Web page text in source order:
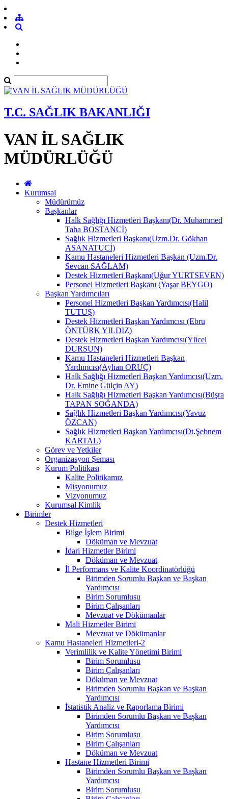
T.C. SAĞLIK BAKANLIĞI
VAN İL SAĞLIK
MÜDÜRLÜĞÜ
Kurumsal
Müdürümüz
Başkanlar
Halk Sağlığı Hizmetleri Başkanı(Dr. Muhammed
Taha BOSTANCİ)
Sağlık Hizmetleri Başkanı(Uzm.Dr. Gökhan
ASANATUCİ)
Kamu Hastaneleri Hizmetleri Başkan (Uzm.Dr.
Sevcan SAĞLAM)
Destek Hizmetleri Başkanı(Uğur YURTSEVEN)
Personel Hizmetleri Başkanı (Yaşar BEYGO)
Başkan Yardımcıları
Personel Hizmetleri Başkan Yardımcısı(Halil
TUTUŞ)
Destek Hizmetleri Başkan Yardımcısı (Ebru
ÖNTÜRK YILDIZ)
Destek Hizmetleri Başkan Yardımcısı(Yücel
DURSUN)
Kamu Hastaneleri Hizmetleri Başkan
Yardımcısı(Ayhan ORUÇ)
Halk Sağlığı Hizmetleri Başkan Yardımcısı(Uzm.
Dr. Emine Gülçin AY)
Halk Sağlığı Hizmetleri Başkan Yardımcısı(Büşra
TAPAN SOĞANDA)
Sağlık Hizmetleri Başkan Yardımcısı(Yavuz
ÖZCAN)
Sağlık Hizmetleri Başkan Yardımcısı(Dt.Şebnem
KARTAL)
Görev ve Yetkiler
Organizasyon Şeması
Kurum Politikası
Kalite Politikamız
Misyonumuz
Vizyonumuz
Kurumsal Kimlik
Birimler
Destek Hizmetleri
Bilge İşlem Birimi
Döküman ve Mevzuat
İdari Hizmetler Birimi
Döküman ve Mevzuat
İl Performans ve Kalite Koordinatörlüğü
Birimden Sorumlu Başkan ve Başkan
Yardımcısı
Birim Sorumlusu
Birim Çalışanları
Mevzuat ve Dökümanlar
Mali Hizmetler Birimi
Mevzuat ve Dökümanlar
Kamu Hastaneleri Hizmetleri-2
Verimlilik ve Kalite Yönetimi Birimi
Birim Sorumlusu
Birim Çalışanları
Döküman ve Mevzuat
Birimden Sorumlu Başkan ve Başkan
Yardımcısı
İstatistik Analiz ve Raporlama Birimi
Birimden Sorumlu Başkan ve Başkan
Yardımcısı
Birim Sorumlusu
Birim Çalışanları
Döküman ve Mevzuat
Hastane Hizmetleri Birimi
Birimden Sorumlu Başkan ve Başkan
Yardımcısı
Birim Sorumlusu